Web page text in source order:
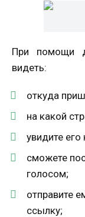
При помощи
видеть:
откуда
на какой
увидите его
сможете
голосом;
отправите
ссылку;